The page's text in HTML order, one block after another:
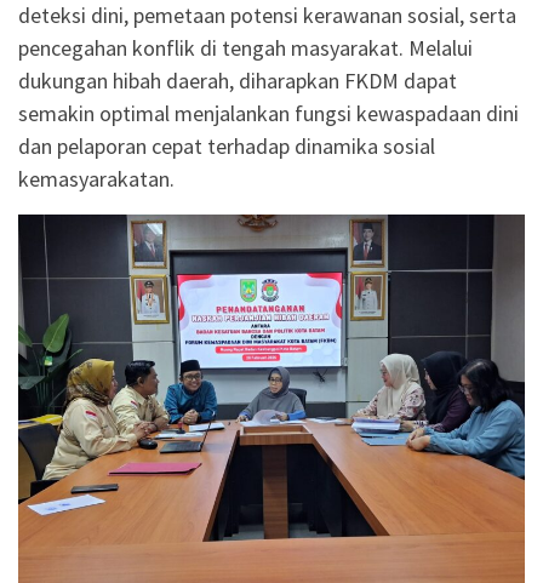
deteksi dini, pemetaan potensi kerawanan sosial, serta
pencegahan konflik di tengah masyarakat. Melalui
dukungan hibah daerah, diharapkan FKDM dapat
semakin optimal menjalankan fungsi kewaspadaan dini
dan pelaporan cepat terhadap dinamika sosial
kemasyarakatan.